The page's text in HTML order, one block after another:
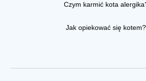
Czym karmić kota
Jak opiekować się kotem?